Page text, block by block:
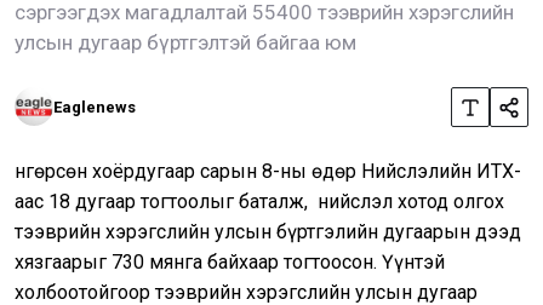
сэргээгдэх магадлалтай 55400 тээврийн хэрэгслийн
улсын дугаар бүртгэлтэй байгаа юм
Eaglenews
Өнгөрсөн хоёрдугаар сарын 8-ны өдөр Нийслэлийн ИТХ-
аас 18 дугаар тогтоолыг баталж, нийслэл хотод олгох
тээврийн хэрэгслийн улсын бүртгэлийн дугаарын дээд
хязгаарыг 730 мянга байхаар тогтоосон. Үүнтэй
холбоотойгоор тээврийн хэрэгслийн улсын дугаар